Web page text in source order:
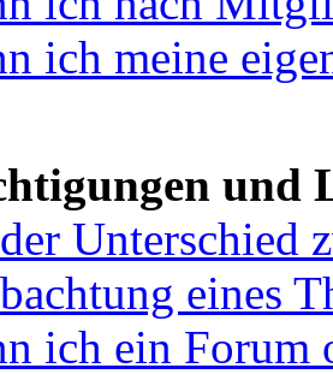
ich meine
und
Unterschied
eines
ich ein Forum